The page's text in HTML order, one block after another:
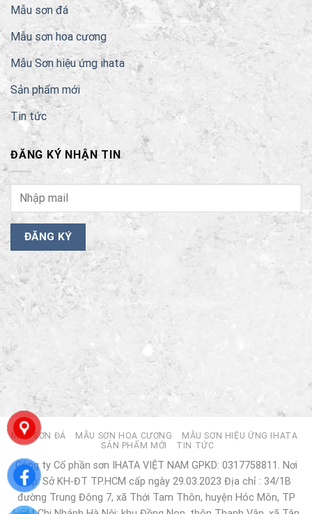
Mẫu sơn đá
Mẫu sơn hoa cương
Mẫu Sơn hiệu ứng ihata
Sản phẩm mới
Tin tức
ĐĂNG KÝ NHẬN TIN
MẪU SƠN ĐÁ MẪU SƠN HOA CƯƠNG
MẪU SƠN HIỆU ỨNG IHATA
SẢN PHẨM MỚI
TIN TỨC
Công ty Cổ phần sơn IHATA VIỆT NAM GPKD: 0317758811. Nơi
cấp: Sở KH-ĐT TP.HCM cấp ngày 29.03.2023 Địa chỉ : 34/1B
đường Trung Đông 7, xã Thới Tam Thôn, huyện Hóc Môn, TP